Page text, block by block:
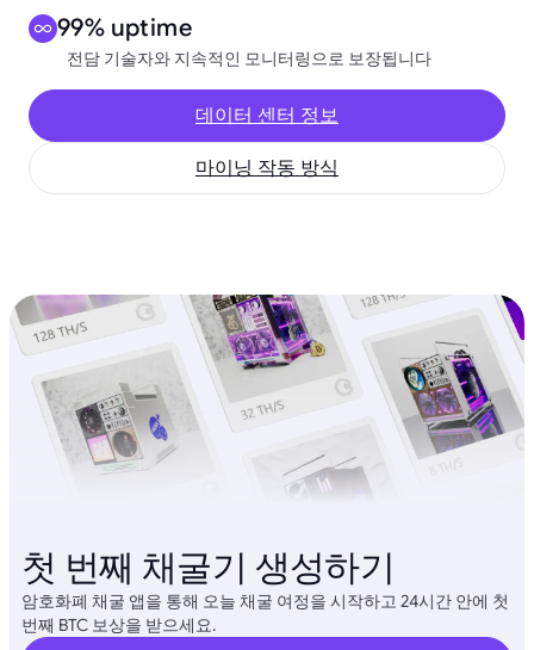
99% uptime
전담 기술자와 지속적인 모니터링으로 보장됩니다
데이터 센터 정보
마이닝 작동 방식
첫 번째 채굴기 생성하기
암호화폐 채굴 앱을 통해 오늘 채굴 여정을 시작하고 24시간 안에 첫
번째 BTC 보상을 받으세요.